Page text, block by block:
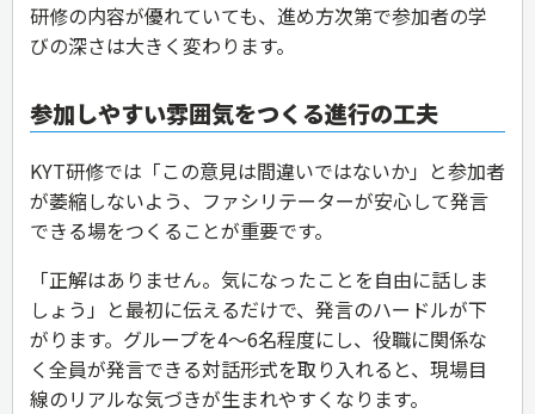
研修の内容が優れていても、進め方次第で参加者の学
びの深さは大きく変わります。
参加しやすい雰囲気をつくる進行の工夫
KYT研修では「この意見は間違いではないか」と参加者
が萎縮しないよう、ファシリテーターが安心して発言
できる場をつくることが重要です。
「正解はありません。気になったことを自由に話しま
しょう」と最初に伝えるだけで、発言のハードルが下
がります。グループを4〜6名程度にし、役職に関係な
く全員が発言できる対話形式を取り入れると、現場目
線のリアルな気づきが生まれやすくなります。